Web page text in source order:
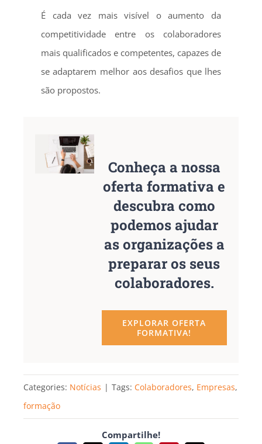
É cada vez mais visível o aumento da
competitividade entre os colaboradores
mais qualificados e competentes, capazes de
se adaptarem melhor aos desafios que lhes
são propostos.
Conheça a nossa
oferta formativa e
descubra como
podemos ajudar
as organizações a
preparar os seus
colaboradores.
EXPLORAR OFERTA
FORMATIVA!
Categories: Notícias | Tags: Colaboradores, Empresas,
formação
Compartilhe!